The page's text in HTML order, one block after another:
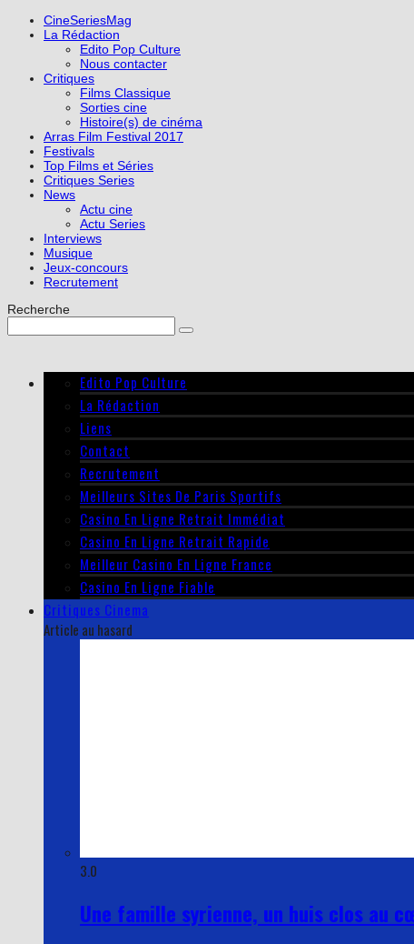
CineSeriesMag
La Rédaction
Edito Pop Culture
Nous contacter
Critiques
Films Classique
Sorties cine
Histoire(s) de cinéma
Arras Film Festival 2017
Festivals
Top Films et Séries
Critiques Series
News
Actu cine
Actu Series
Interviews
Musique
Jeux-concours
Recrutement
Recherche
Edito Pop Culture
La Rédaction
Liens
Contact
Recrutement
Meilleurs Sites De Paris Sportifs
Casino En Ligne Retrait Immédiat
Casino En Ligne Retrait Rapide
Meilleur Casino En Ligne France
Casino En Ligne Fiable
Critiques Cinema
Article au hasard
3.0
Une famille syrienne, un huis clos au